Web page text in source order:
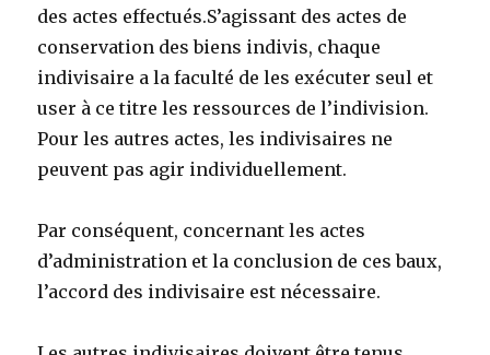
des actes effectués.S’agissant des actes de
conservation des biens indivis, chaque
indivisaire a la faculté de les exécuter seul et
user à ce titre les ressources de l’indivision.
Pour les autres actes, les indivisaires ne
peuvent pas agir individuellement.
Par conséquent, concernant les actes
d’administration et la conclusion de ces baux,
l’accord des indivisaire est nécessaire.